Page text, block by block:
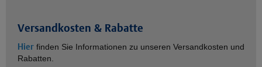
Versandkosten & Rabatte
Hier finden Sie Informationen zu unseren Versandkosten und
Rabatten.